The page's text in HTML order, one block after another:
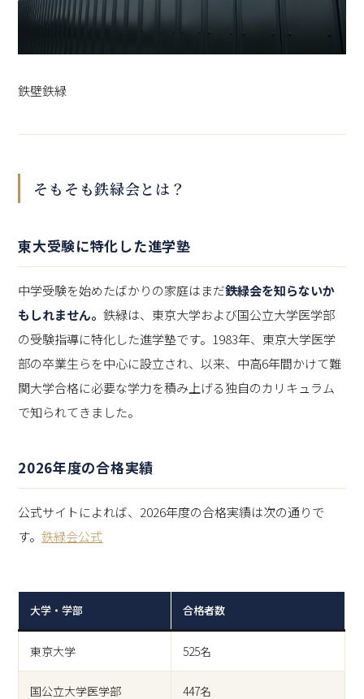
鉄壁鉄緑
そもそも鉄緑会とは？
東大受験に特化した進学塾
中学受験を始めたばかりの家庭はまだ鉄緑会を知らないか
もしれません。鉄緑は、東京大学および国公立大学医学部
の受験指導に特化した進学塾です。1983年、東京大学医学
部の卒業生らを中心に設立され、以来、中高6年間かけて難
関大学合格に必要な学力を積み上げる独自のカリキュラム
で知られてきました。
2026年度の合格実績
公式サイトによれば、2026年度の合格実績は次の通りで
す。鉄緑会公式
大学・学部 合格者数
東京大学 525名
国公立大学医学部 447名